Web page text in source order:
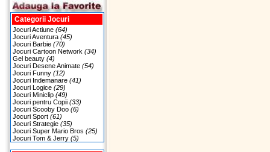
Categorii Jocuri
Jocuri Actiune (64)
Jocuri Aventura (45)
Jocuri Barbie (70)
Jocuri Cartoon Network (34)
Gel beauty (4)
Jocuri Desene Animate (54)
Jocuri Funny (12)
Jocuri Indemanare (41)
Jocuri Logice (29)
Jocuri Miniclip (49)
Jocuri pentru Copii (33)
Jocuri Scooby Doo (6)
Jocuri Sport (61)
Jocuri Strategie (35)
Jocuri Super Mario Bros (25)
Jocuri Tom & Jerry (5)